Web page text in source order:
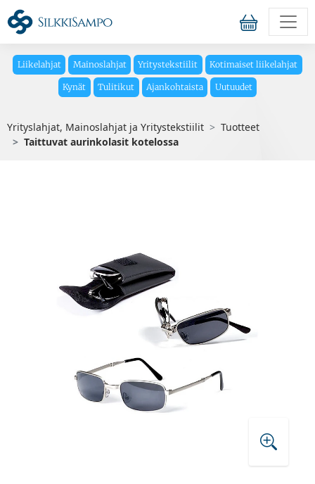
Liikelahjat Mainoslahjat Yritystekstiilit Kotimaiset liikelahjat
Kynät Tulitikut Ajankohtaista Uutuudet
Yrityslahjat, Mainoslahjat ja Yritystekstiilit
Tuotteet
Taittuvat aurinkolasit kotelossa